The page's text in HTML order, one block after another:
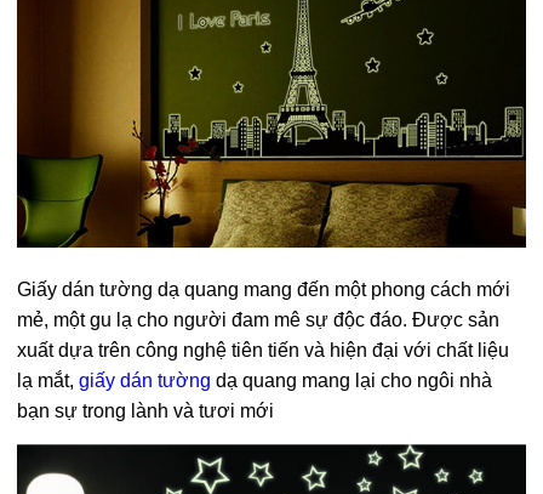
Giấy dán tường dạ quang mang đến một phong cách mới
mẻ, một gu lạ cho người đam mê sự độc đáo. Được sản
xuất dựa trên công nghệ tiên tiến và hiện đại với chất liệu
lạ mắt,giấy dán tường dạ quang mang lại cho ngôi nhà
bạn sự trong lành và tươi mới